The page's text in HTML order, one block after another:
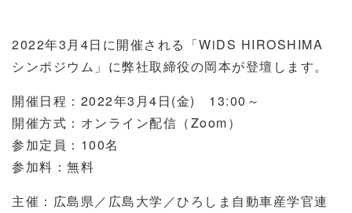
2022年3月4日に開催される「WiDS HIROSHIMA
シンポジウム」に弊社取締役の岡本が登壇します。
開催日程：2022年3月4日(金) 13:00～
開催方式：オンライン配信（Zoom）
参加定員：100名
参加料：無料
主催：広島県／広島大学／ひろしま自動車産学官連